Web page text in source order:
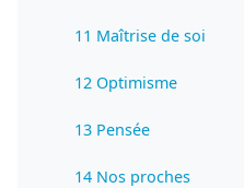
11 Maîtrise de soi
12 Optimisme
13 Pensée
14 Nos proches